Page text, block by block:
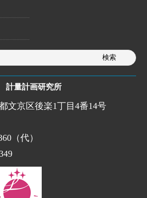
計量計画研究所
文京区後楽1丁目4番14号
（代）